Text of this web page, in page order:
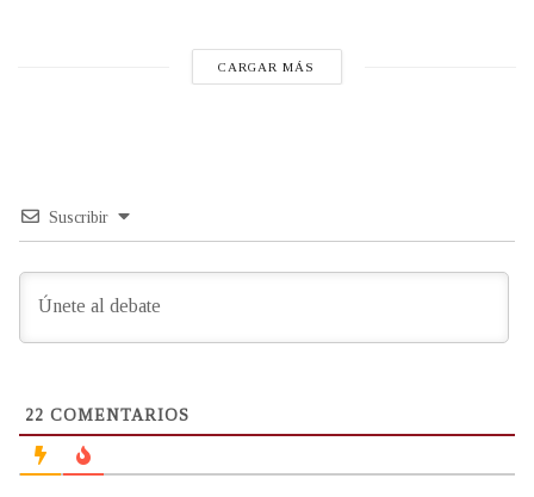
CARGAR MÁS
Suscribir
22 COMENTARIOS